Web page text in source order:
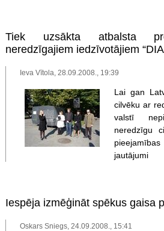
Tiek uzsākta atbalsta
neredzīgajiem iedzīvotājiem
Ieva Vītola, 28.09.2008., 19:39
Lai gan
cilvēku ar
valstī
neredzīgu
jautājumi
Iespēja izmēģināt spēkus gaisa
Oskars Sniegs, 24.09.2008., 15:41